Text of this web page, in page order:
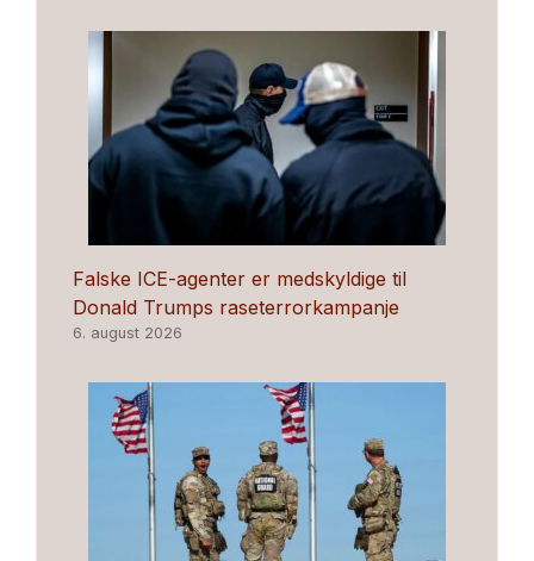
Falske ICE-agenter er medskyldige til
Donald Trumps raseterrorkampanje
6. august 2026